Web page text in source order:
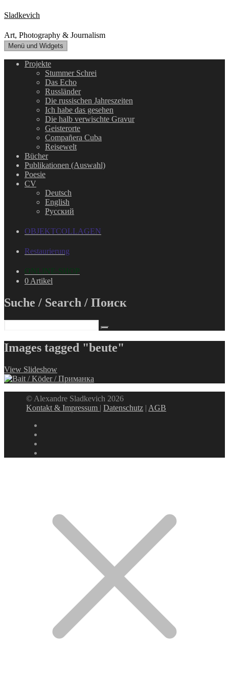
Zum
Inhalt
springen
Sladkevich
Art, Photography & Journalism
Menü und Widgets
Projekte
Stummer Schrei
Das Echo
Russländer
Die russischen Jahreszeiten
Ich habe das gesehen
Die halb verwischte Gravur
Geisterorte
Compañera Cuba
Reisewelt
Bücher
Publikationen (Auswahl)
Poesie
CV
Deutsch
English
Русский
OBJEKTCOLLAGEN
Restaurierung
ONLINE-SHOP
0 Artikel
Suche / Search / Поиск
Images tagged "beute"
View Slideshow
© Alexandre Sladkevich 2026
Kontakt & Impressum |Datenschutz | AGB